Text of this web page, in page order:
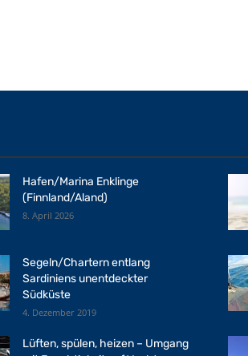
Hafen/Marina Enklinge
(Finnland/Aland)
8. April 2026
Segeln/Chartern entlang
Sardiniens unentdeckter
Südküste
4. Dezember 2019
Lüften, spülen, heizen – Umgang